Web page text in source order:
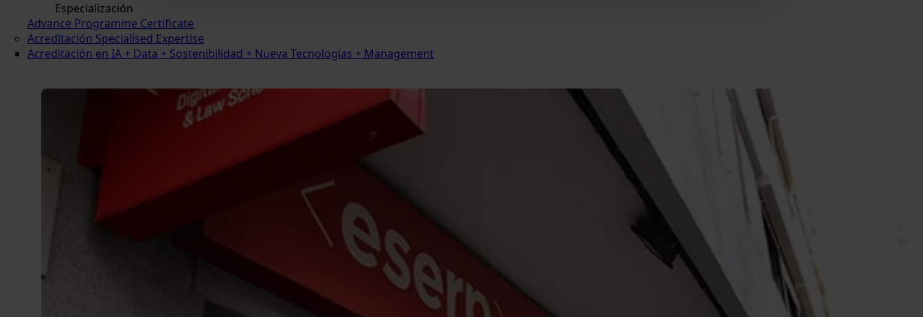
Especialización
Advance Programme Certificate
Acreditación Specialised Expertise
Acreditación en IA + Data + Sostenibilidad + Nueva Tecnologías + Management